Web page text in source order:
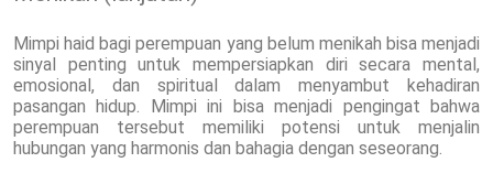
Mimpi haid bagi perempuan yang belum menikah bisa menjadi
sinyal penting untuk mempersiapkan diri secara mental,
emosional, dan spiritual dalam menyambut kehadiran
pasangan hidup. Mimpi ini bisa menjadi pengingat bahwa
perempuan tersebut memiliki potensi untuk menjalin
hubungan yang harmonis dan bahagia dengan seseorang.